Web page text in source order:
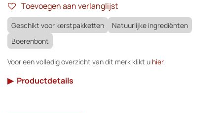
Toevoegen aan verlanglijst
Geschikt voor kerstpakketten
Natuurlijke ingrediënten
Boerenbont
Voor een volledig overzicht van dit merk klikt u hier.
▶ Productdetails